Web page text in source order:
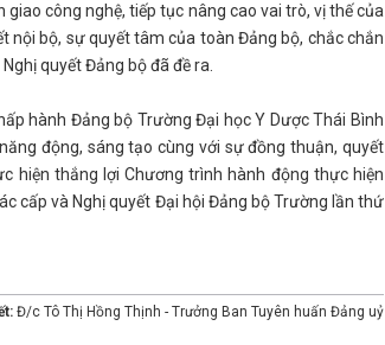
công nghệ, tiếp tục nâng cao vai trò, vị thế của
nội bộ, sự quyết tâm của toàn Đảng bộ, chắc chắn
quyết Đảng bộ đã đề ra.
hành Đảng bộ Trường Đại học Y Dược Thái Bình
động, sáng tạo cùng với sự đồng thuận, quyết
hiện thắng lợi Chương trình hành động thực hiện
cấp và Nghị quyết Đại hội Đảng bộ Trường lần thứ
Đ/c Tô Thị Hồng Thịnh - Trưởng Ban Tuyên huấn Đảng uỷ